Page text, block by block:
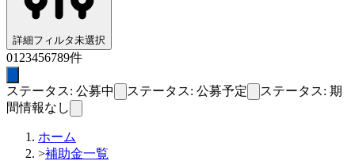
詳細フィルタ未選択
01 23456789件
ステータス: 公募中 ステータス: 公募予定
ステータス: 期
間情報なし
ホーム
>補助金一覧